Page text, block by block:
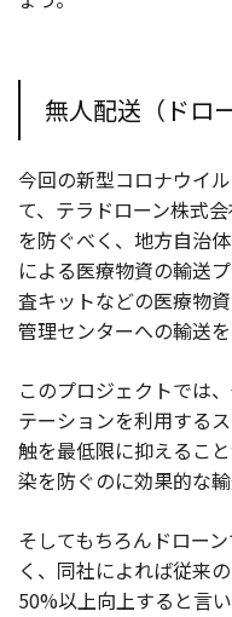
無人配送（ドロー
今回の新型コロナウイ
て、テラドローン株式
を防ぐべく、地方自治
による医療物資の輸送
査キットなどの医療物
管理センターへの輸送を
このプロジェクトでは
テーションを利用する
触を最低限に抑えるこ
染を防ぐのに効果的な輸
そしてもちろんドロー
く、同社によれば従来
50%以上向上すると言い